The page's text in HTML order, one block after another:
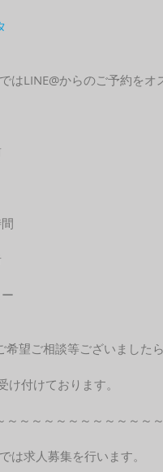
はLINE@からのご予約をオ
希望ご相談等ございました
け付けております。
～～～～～～～～～～～～
は求人募集を行います。